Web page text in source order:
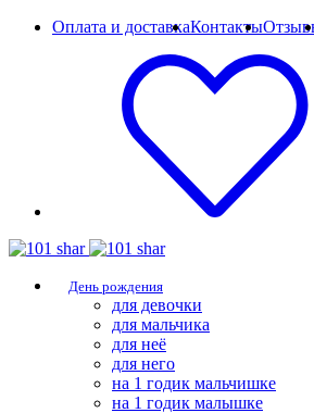
Оплата и доставкаКонтакты
День рождения
для девочки
для мальчика
для неё
для него
на 1 годик мальчишке
на 1 годик малышке